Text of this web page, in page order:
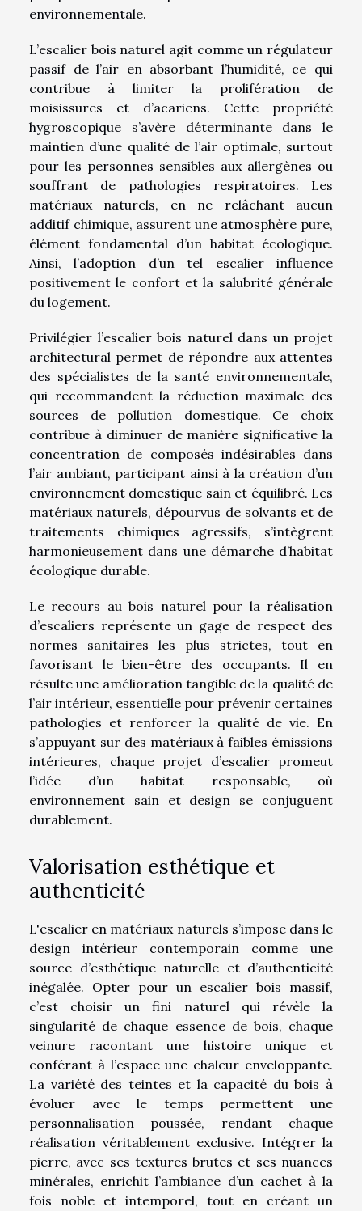
environnementale.
L’escalier bois naturel agit comme un régulateur
passif de l’air en absorbant l’humidité, ce qui
contribue à limiter la prolifération de
moisissures et d’acariens. Cette propriété
hygroscopique s’avère déterminante dans le
maintien d’une qualité de l’air optimale, surtout
pour les personnes sensibles aux allergènes ou
souffrant de pathologies respiratoires. Les
matériaux naturels, en ne relâchant aucun
additif chimique, assurent une atmosphère pure,
élément fondamental d’un habitat écologique.
Ainsi, l’adoption d’un tel escalier influence
positivement le confort et la salubrité générale
du logement.
Privilégier l’escalier bois naturel dans un projet
architectural permet de répondre aux attentes
des spécialistes de la santé environnementale,
qui recommandent la réduction maximale des
sources de pollution domestique. Ce choix
contribue à diminuer de manière significative la
concentration de composés indésirables dans
l’air ambiant, participant ainsi à la création d’un
environnement domestique sain et équilibré. Les
matériaux naturels, dépourvus de solvants et de
traitements chimiques agressifs, s’intègrent
harmonieusement dans une démarche d’habitat
écologique durable.
Le recours au bois naturel pour la réalisation
d’escaliers représente un gage de respect des
normes sanitaires les plus strictes, tout en
favorisant le bien-être des occupants. Il en
résulte une amélioration tangible de la qualité de
l’air intérieur, essentielle pour prévenir certaines
pathologies et renforcer la qualité de vie. En
s’appuyant sur des matériaux à faibles émissions
intérieures, chaque projet d’escalier promeut
l’idée d’un habitat responsable, où
environnement sain et design se conjuguent
durablement.
Valorisation esthétique et
authenticité
L'escalier en matériaux naturels s’impose dans le
design intérieur contemporain comme une
source d’esthétique naturelle et d’authenticité
inégalée. Opter pour un escalier bois massif,
c’est choisir un fini naturel qui révèle la
singularité de chaque essence de bois, chaque
veinure racontant une histoire unique et
conférant à l’espace une chaleur enveloppante.
La variété des teintes et la capacité du bois à
évoluer avec le temps permettent une
personnalisation poussée, rendant chaque
réalisation véritablement exclusive. Intégrer la
pierre, avec ses textures brutes et ses nuances
minérales, enrichit l’ambiance d’un cachet à la
fois noble et intemporel, tout en créant un